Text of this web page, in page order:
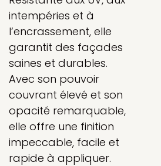
intempéries et à
l’encrassement, elle
garantit des façades
saines et durables.
Avec son pouvoir
couvrant élevé et son
opacité remarquable,
elle offre une finition
impeccable, facile et
rapide à appliquer.